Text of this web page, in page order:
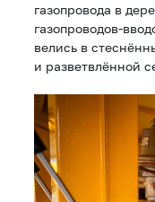
газопровода в
газопроводов-
велись в
и разветвлённой